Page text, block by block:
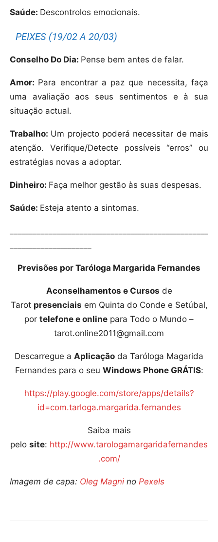
Saúde: Descontrolos emocionais.
PEIXES (19/02 A 20/03)
Conselho Do Dia: Pense bem antes de falar.
Amor: Para encontrar a paz que necessita, faça
uma avaliação aos seus sentimentos e à sua
situação actual.
Trabalho: Um projecto poderá necessitar de mais
atenção. Verifique/Detecte possíveis “erros” ou
estratégias novas a adoptar.
Dinheiro: Faça melhor gestão às suas despesas.
Saúde: Esteja atento a sintomas.
Previsões por Taróloga Margarida Fernandes
Aconselhamentos e Cursos de
Tarot presenciais em Quinta do Conde e Setúbal,
por telefone e online para Todo o Mundo –
tarot.online2011@gmail.com
Descarregue a Aplicação da Taróloga Magarida
Fernandes para o seu Windows Phone GRÁTIS:
https://play.google.com/store/apps/details?
id=com.tarloga.margarida.fernandes
Saiba mais
pelo site: http://www.tarologamargaridafernandes
.com/
Imagem de capa: Oleg Magni no Pexels